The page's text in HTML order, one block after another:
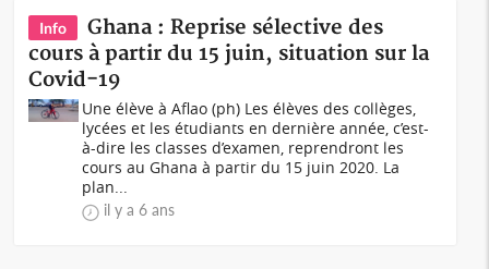
Info
Ghana : Reprise sélective des
cours à partir du 15 juin, situation sur la
Covid-19
Une élève à Aflao (ph) Les élèves des collèges,
lycées et les étudiants en dernière année, c’est-
à-dire les classes d’examen, reprendront les
cours au Ghana à partir du 15 juin 2020. La
plan...
il y a 6 ans